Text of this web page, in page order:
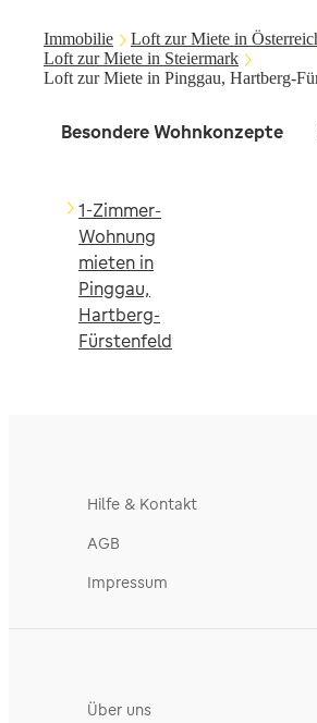
Immobilie
Loft zur Miete in
Loft zur Miete in Steiermark
Loft zur Miete in Pinggau, Hartberg-
Besondere Wohnkonzepte
1-Zimmer-
Wohnung
mieten in
Pinggau,
Hartberg-
Fürstenfeld
Hilfe & Kontakt
AGB
Impressum
Über uns